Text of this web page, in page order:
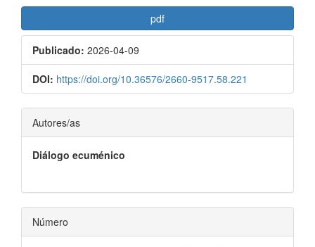
pdf
Publicado: 2026-04-09
DOI: https://doi.org/10.36576/2660-9517.58.221
Contenido
principal
del
artículo
Autores/as
Diálogo ecuménico
Número